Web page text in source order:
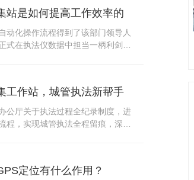
门是否会激化矛盾。其二，安装安
。1月6号当天，南宁市第二医院刚
查出10多把各类刀具和一把管制类
的快速通道顺畅就可以。
站是如何提高工作效率的
动化操作流程得到了该部门领导人
式在执法仪数据中担当一柄利剑。
采集站支持多台执法仪同时上传数
到采集站中，此外设备具有断点续
网络故障，可以从已经上传或下载
下载未完成的部分，而没有必要从
执法人员下次直接使用，提高执法
数据采集站还具有强大的数据存储
工作站，城管执法新帮手
公厅关于执法过程全纪录制度，进
程，实现城管执法全程留痕，深入
们队员在路面执法的必备品，它忠
执法仪数据采集工作站，执法队员
定位有什么作用？